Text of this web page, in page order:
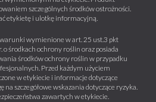
szczególnych środków ostrożności.
etykietę i ulotkę informacyjną.
warunki wymienione w art. 25 ust.3 pkt
środkach ochrony roślin oraz posiada
środków ochrony roślin w przypadku
Przed każdym użyciem
w etykiecie i informacje dotyczące
szczegółowe wskazania dotyczące ryzyka.
zawartych w etykiecie.